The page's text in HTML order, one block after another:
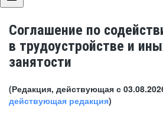
Соглашение по
в трудоустройстве и
занятости
(Редакция, действующая с
действующая редакция)